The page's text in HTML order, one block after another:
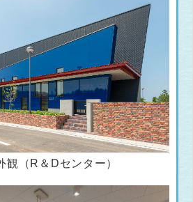
観（R＆Dセンター）